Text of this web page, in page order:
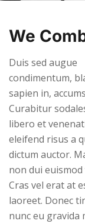
We
Duis sed augue
condimentum,
sapien in,
Curabitur
libero et
eleifend risus a
dictum auctor.
non dui euismod
Cras vel erat at
laoreet. Donec
nunc eu gravida